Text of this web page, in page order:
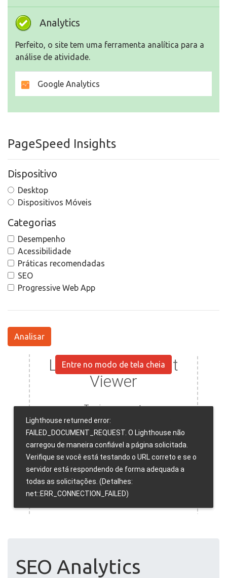
Analytics
Perfeito, o site tem uma ferramenta analítica para a
análise de atividade.
Google Analytics
PageSpeed Insights
Dispositivo
Desktop
Dispositivos Móveis
Categorias
Desempenho
Acessibilidade
Práticas recomendadas
SEO
Progressive Web App
Analisar
Entre no modo de tela cheia
SEO Analytics